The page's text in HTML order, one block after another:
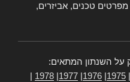
מפרטים טכנים, אביזרים,
על השנתון המתאים:
1975
1976
1977
1978